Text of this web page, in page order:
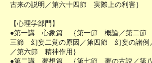
古来の説明／第六十四節 実際上の利害｝
【心理学部門】
●第一講 心象篇 ｛第一節 概論／第二節
三節 幻妄二覚の原因／第四節 幻妄の諸
／第六節 精神作用｝
●第二講 夢想篇 ｛第七節 夢の古説／第